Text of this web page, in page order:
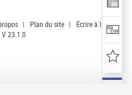
| Plan du site |
Écrire à la
V 23.1.0